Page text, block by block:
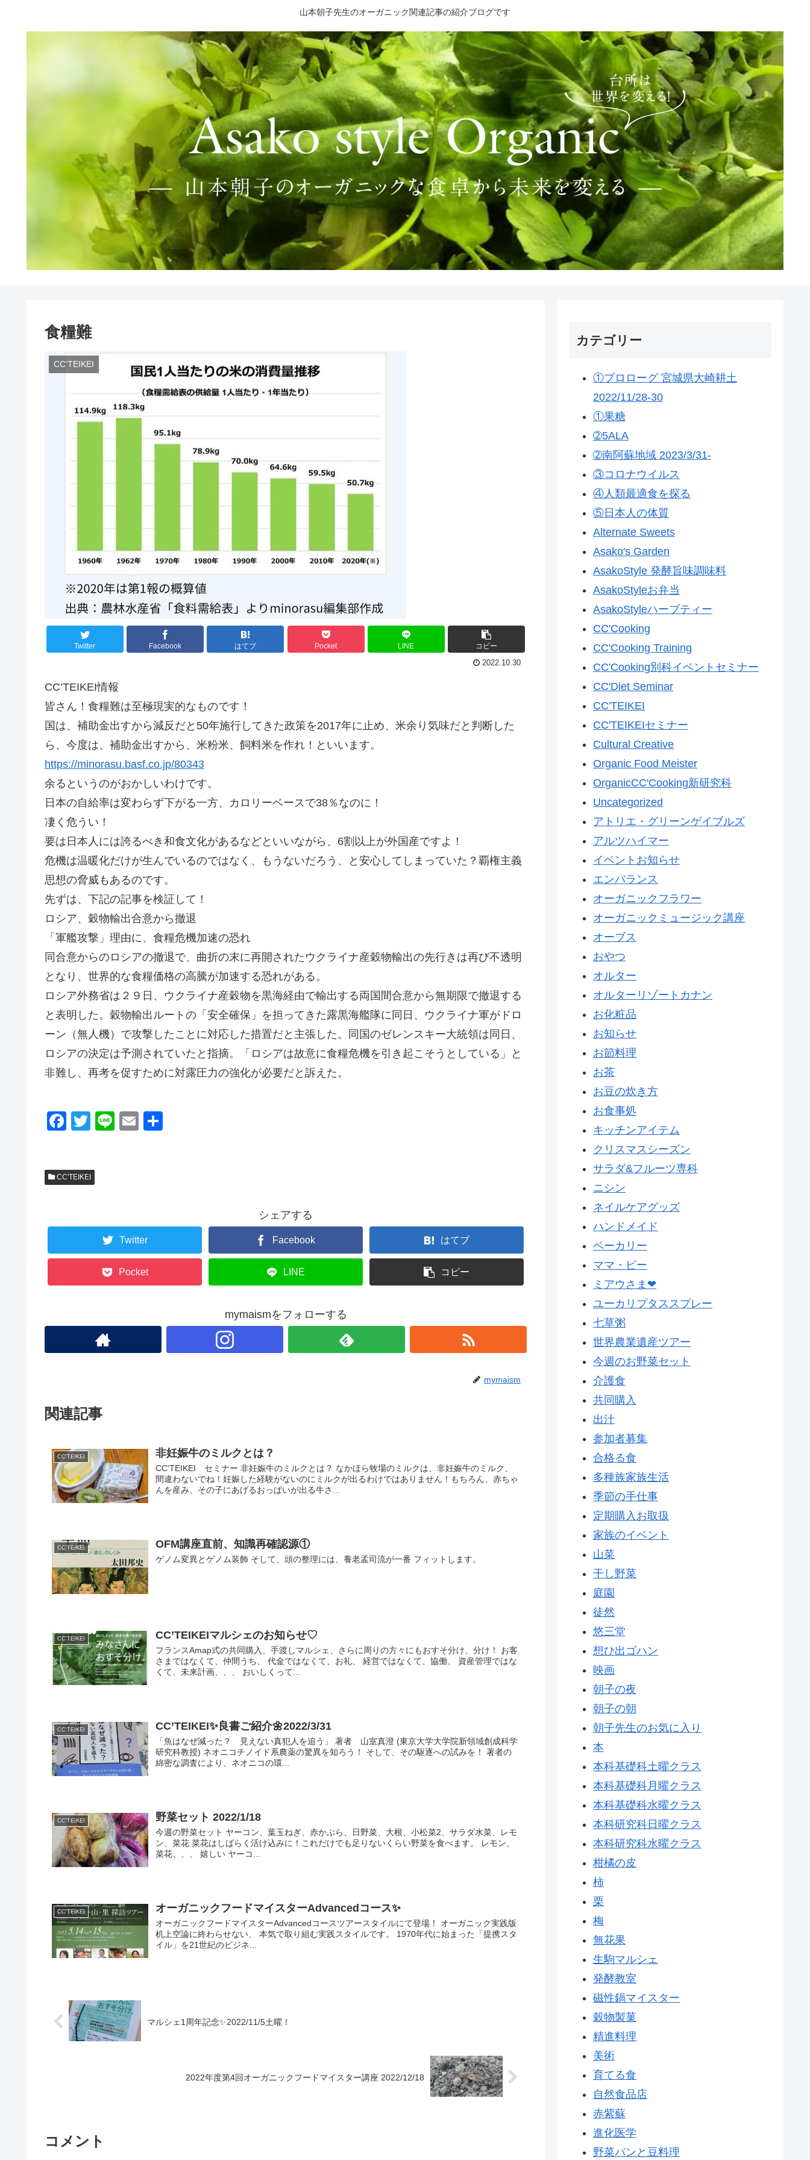
山本朝子先生のオーガニック関連記事の紹介ブログです
食糧難
CC'TEIKEI
Twitter Facebook はてブ Pocket LINE コピー
2022.10.30
CC’TEIKEI情報
皆さん！食糧難は至極現実的なものです！
国は、補助金出すから減反だと50年施行してきた政策を2017年に止め、米余り気味だと判断した
ら、今度は、補助金出すから、米粉米、飼料米を作れ！といいます。
https://minorasu.basf.co.jp/80343
余るというのがおかしいわけです。
日本の自給率は変わらず下がる一方、カロリーベースで38％なのに！
凄く危うい！
要は日本人には誇るべき和食文化があるなどといいながら、6割以上が外国産ですよ！
危機は温暖化だけが生んでいるのではなく、もうないだろう、と安心してしまっていた？覇権主義
思想の脅威もあるのです。
先ずは、下記の記事を検証して！
ロシア、穀物輸出合意から撤退
「軍艦攻撃」理由に、食糧危機加速の恐れ
同合意からのロシアの撤退で、曲折の末に再開されたウクライナ産穀物輸出の先行きは再び不透明
となり、世界的な食糧価格の高騰が加速する恐れがある。
ロシア外務省は２９日、ウクライナ産穀物を黒海経由で輸出する両国間合意から無期限で撤退する
と表明した。穀物輸出ルートの「安全確保」を担ってきた露黒海艦隊に同日、ウクライナ軍がドロ
ーン（無人機）で攻撃したことに対応した措置だと主張した。同国のゼレンスキー大統領は同日、
ロシアの決定は予測されていたと指摘。「ロシアは故意に食糧危機を引き起こそうとしている」と
非難し、再考を促すために対露圧力の強化が必要だと訴えた。
F
e
k
T
er
Li
E
CC'TEIKEI
シェアする
Twitter Facebook はてブ
Pocket LINE コピー
mymaismをフォローする
mymaism
関連記事
CC'TEIKEI 非妊娠牛のミルクとは？
CC'TEIKEI セミナー 非妊娠牛のミルクとは？ なかほら牧場のミルクは、非妊娠牛のミルク、
間違わないでね！妊娠した経験がないのにミルクが出るわけではありません！もちろん、赤ちゃ
んを産み、その子にあげるおっぱいが出る牛さ...
CC'TEIKEI OFM講座直前、知識再確認源①
ゲノム変異とゲノム装飾 そして、頭の整理には、養老孟司流が一番 フィットします。
CC'TEIKEI CC’TEIKEIマルシェのお知らせ♡
フランスAmap式の共同購入、手渡しマルシェ、さらに周りの方々にもおすそ分け、分け！ お客
さまではなくて、仲間うち、 代金ではなくて、お礼、 経営ではなくて、協働、 資産管理ではな
くて、未来計画、、、 おいしくって...
CC'TEIKEI CC’TEIKEI✨良書ご紹介🌼2022/3/31
「魚はなぜ減った？ 見えない真犯人を追う」 著者 山室真澄 (東京大学大学院新領域創成科学
研究科教授) ネオニコチノイド系農薬の驚異を知ろう！ そして、その駆逐への試みを！ 著者の
綿密な調査により、ネオニコの環...
CC'TEIKEI 野菜セット 2022/1/18
今週の野菜セット ヤーコン、葉玉ねぎ、赤かぶら、日野菜、大根、小松菜2、サラダ水菜、レモ
ン、菜花 菜花はしばらく活け込みに！これだけでも足りないくらい野菜を食べます。 レモン、
菜花、、、 嬉しい ヤーコ...
CC'TEIKEI オーガニックフードマイスターAdvancedコース✨
オーガニックフードマイスターAdvancedコースツアースタイルにて登場！ オーガニック実践版
机上空論に終わらせない、 本気で取り組む実践スタイルです。 1970年代に始まった「提携スタ
イル」を21世紀のビジネ...
マルシェ1周年記念✨2022/11/5土曜！
2022年度第4回オーガニックフードマイスター講座 2022/12/18
コメント
カテゴリー
①プロローグ 宮城県大崎耕土
2022/11/28-30
①果糖
➁5ALA
➁南阿蘇地域 2023/3/31-
③コロナウイルス
④人類最適食を探る
⑤日本人の体質
Alternate Sweets
Asako's Garden
AsakoStyle 発酵旨味調味料
AsakoStyleお弁当
AsakoStyleハーブティー
CC'Cooking
CC'Cooking Training
CC'Cooking別科イベントセミナー
CC'Diet Seminar
CC'TEIKEI
CC'TEIKEIセミナー
Cultural Creative
Organic Food Meister
OrganicCC'Cooking新研究科
Uncategorized
アトリエ・グリーンゲイブルズ
アルツハイマー
イベントお知らせ
エンバランス
オーガニックフラワー
オーガニックミュージック講座
オーブス
おやつ
オルター
オルターリゾートカナン
お化粧品
お知らせ
お節料理
お茶
お豆の炊き方
お食事処
キッチンアイテム
クリスマスシーズン
サラダ&フルーツ専科
ニシン
ネイルケアグッズ
ハンドメイド
ベーカリー
ママ・ビー
ミアウさま❤
ユーカリプタススプレー
七草粥
世界農業遺産ツアー
今週のお野菜セット
介護食
共同購入
出汁
参加者募集
合格る食
多種族家族生活
季節の手仕事
定期購入お取扱
家族のイベント
山菜
干し野菜
庭園
徒然
悠三堂
想ひ出ゴハン
映画
朝子の夜
朝子の朝
朝子先生のお気に入り
本
本科基礎科土曜クラス
本科基礎科月曜クラス
本科基礎科水曜クラス
本科研究科日曜クラス
本科研究科水曜クラス
柑橘の皮
柿
栗
梅
無花果
生駒マルシェ
発酵教室
磁性鍋マイスター
穀物製菓
精進料理
美術
育てる食
自然食品店
赤紫蘇
進化医学
野菜パンと豆料理